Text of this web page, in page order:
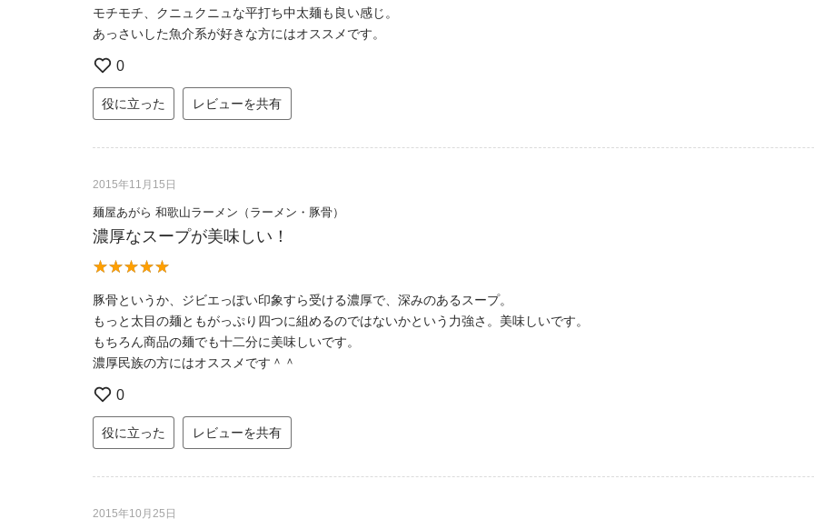
モチモチ、クニュクニュな平打ち中太麺も良い感じ。
あっさいした魚介系が好きな方にはオススメです。
0
役に立った レビューを共有
2015年11月15日
麺屋あがら 和歌山ラーメン（ラーメン・豚骨）
濃厚なスープが美味しい！
豚骨というか、ジビエっぽい印象すら受ける濃厚で、深みのあるスープ。
もっと太目の麺ともがっぷり四つに組めるのではないかという力強さ。美味しいです。
もちろん商品の麺でも十二分に美味しいです。
濃厚民族の方にはオススメです＾＾
0
役に立った レビューを共有
2015年10月25日